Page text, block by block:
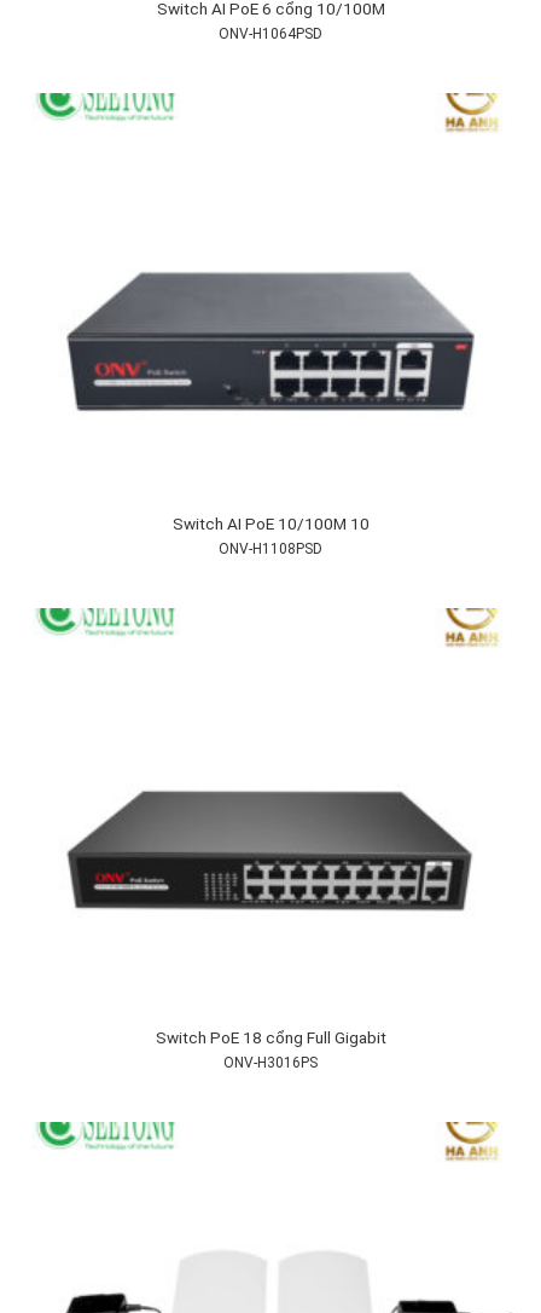
Switch AI PoE 6 cổng 10/100M
ONV-H1064PSD
Switch AI PoE 10/100M 10
ONV-H1108PSD
Switch PoE 18 cổng Full Gigabit
ONV-H3016PS